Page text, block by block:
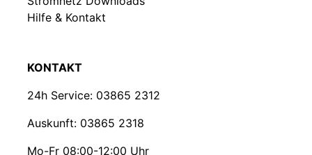
Hilfe & Kontakt
KONTAKT
24h Service: 03865 2312
Auskunft: 03865 2318
Mo-Fr 08:00-12:00 Uhr